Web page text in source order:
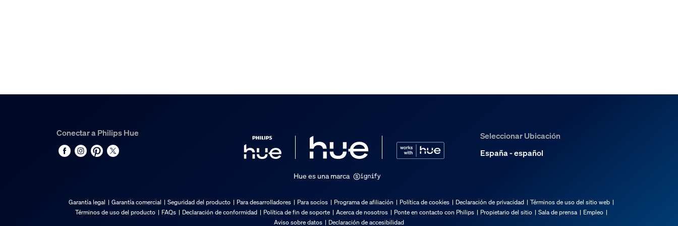
Conectar a Philips Hue
Seleccionar Ubicación
España - español
Hue es una marca
Garantía legal Garantía comercial Seguridad del producto Para desarrolladores Para socios Programa de afiliación Política de cookies Declaración de privacidad
Términos de uso del sitio web
Términos de uso del producto
FAQs Declaración de conformidad Política de fin de soporte Acerca de nosotros Ponte en contacto con Philips Propietario del sitio Sala de prensa
Empleo
Aviso sobre datos
Declaración de accesibilidad